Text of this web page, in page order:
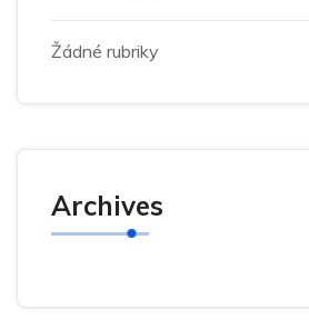
Žádné rubriky
Archives